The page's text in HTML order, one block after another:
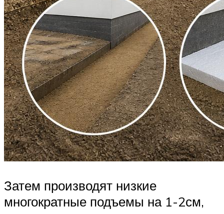
Затем производят низкие
многократные подъемы на 1-2см,